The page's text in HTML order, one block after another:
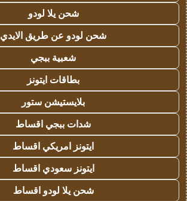
شحن يلا لودو
شحن لودو عن طريق الايدي
شعبية ببجي
بطاقات ايتونز
بلايستيشن ستور
شدات ببجي اقساط
ايتونز امريكي اقساط
ايتونز سعودي اقساط
شحن يلا لودو اقساط